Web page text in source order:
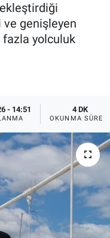
ve genişleyen
fazla yolculuk
- 14:51 4 DK
OKUNMA SÜRESI